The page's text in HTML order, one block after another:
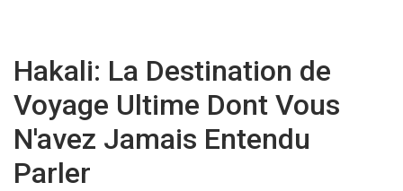
Hakali: La Destination de
Voyage Ultime Dont Vous
N'avez Jamais Entendu
Parler